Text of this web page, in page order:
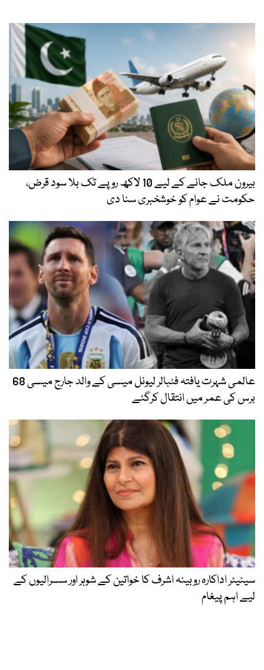
بیرون ملک جانے کے لیے 10 لاکھ روپے تک بلا سود قرض،
حکومت نے عوام کو خوشخبری سنا دی
عالمی شہرت یافتہ فٹبالر لیونل میسی کے والد جارج میسی 68
برس کی عمر میں انتقال کرگئے
سینیئر اداکارہ روبینہ اشرف کا خواتین کے شوہر اور سسرالیوں کے
لیے اہم پیغام